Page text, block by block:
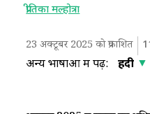
प्रीतिका मल्होत्रा
23 अक्टूबर 2025 को प्रकाशित
अन्य भाषाओं में पढ़ें: हिंदी